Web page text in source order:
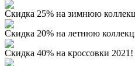
Скидка 25% на зимнюю
Скидка 20% на летнюю
Скидка 40% на кроссовки 2021!